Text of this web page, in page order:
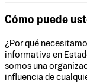
Cómo puede
¿Por qué
informativa en
somos una
influencia de